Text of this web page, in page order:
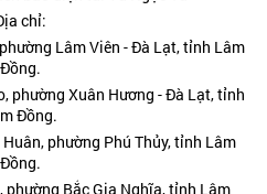
chỉ:
Lâm Viên - Đà Lạt, tỉnh Lâm
Đồng.
phường Xuân Hương - Đà Lạt, tỉnh
Đồng.
phường Phú Thủy, tỉnh Lâm
Đồng.
phường Bắc Gia Nghĩa, tỉnh Lâm